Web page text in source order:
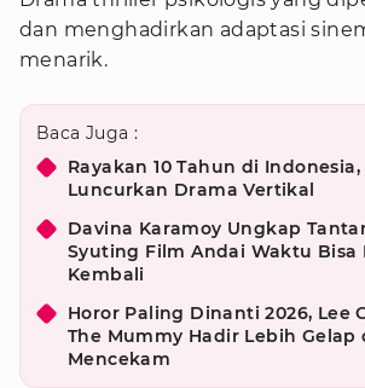
dan menghadirkan adaptasi
menarik.
Baca Juga :
Rayakan 10 Tahun di Indonesia,
Luncurkan Drama Vertikal
Davina Karamoy Ungkap
Syuting Film Andai Waktu Bisa
Kembali
Horor Paling Dinanti 2026, Lee
The Mummy Hadir Lebih Gelap
Mencekam